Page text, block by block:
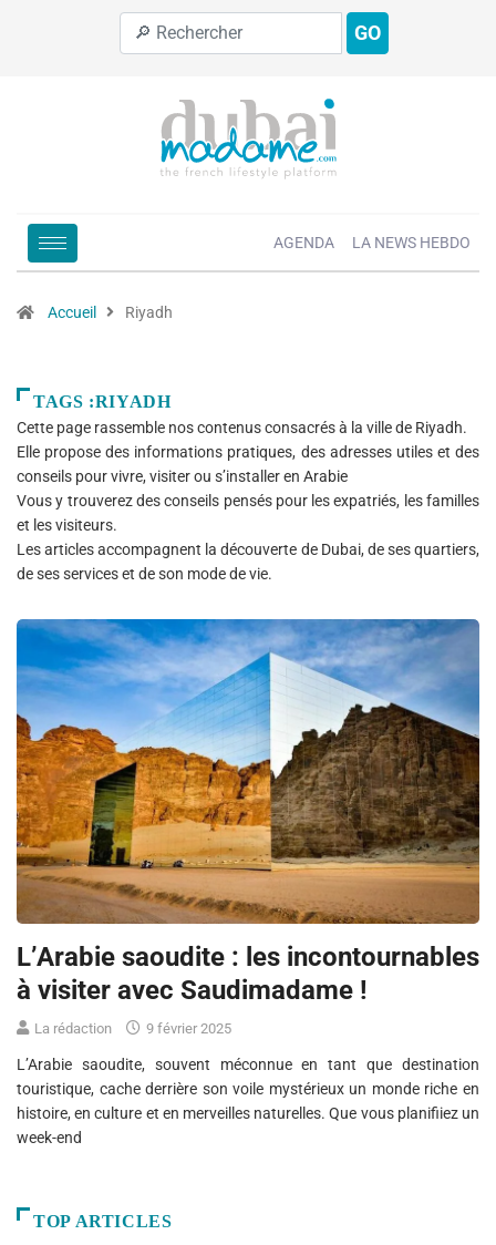
GO
AGENDA LA NEWS HEBDO
Accueil Riyadh
TAGS :RIYADH
Cette page rassemble nos contenus consacrés à la ville de Riyadh.
Elle propose des informations pratiques, des adresses utiles et des
conseils pour vivre, visiter ou s’installer en Arabie
Vous y trouverez des conseils pensés pour les expatriés, les familles
et les visiteurs.
Les articles accompagnent la découverte de Dubai, de ses quartiers,
de ses services et de son mode de vie.
L’Arabie saoudite : les incontournables
à visiter avec Saudimadame !
La rédaction 9 février 2025
L’Arabie saoudite, souvent méconnue en tant que destination
touristique, cache derrière son voile mystérieux un monde riche en
histoire, en culture et en merveilles naturelles. Que vous planifiiez un
week-end
TOP ARTICLES